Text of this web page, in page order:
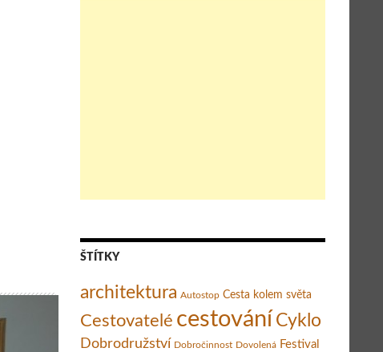
ŠTÍTKY
architektura Autostop Cesta kolem světa
Cestovatelé cestování Cyklo
Dobrodružství Dobročinnost Dovolená Festival